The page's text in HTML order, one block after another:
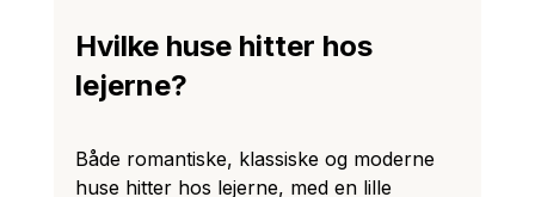
Hvilke huse hitter hos
lejerne?
Både romantiske, klassiske og moderne
huse hitter hos lejerne, med en lille